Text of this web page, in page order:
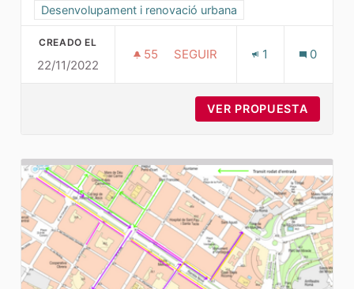
Resultados al filtrar por la categoría: Desenvolupament i
Desenvolupament i renovació urbana
CREADO EL
22/11/2022
55 55 SEGUIDORAS
SEGUIR 1 0
VER PROPUESTA